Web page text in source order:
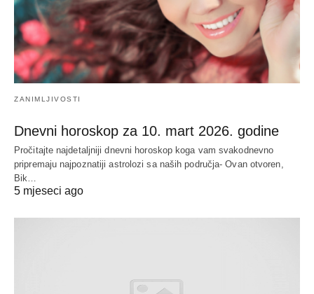
ZANIMLJIVOSTI
Dnevni horoskop za 10. mart 2026. godine
Pročitajte najdetaljniji dnevni horoskop koga vam svakodnevno
pripremaju najpoznatiji astrolozi sa naših područja- Ovan otvoren,
Bik…
5 mjeseci ago